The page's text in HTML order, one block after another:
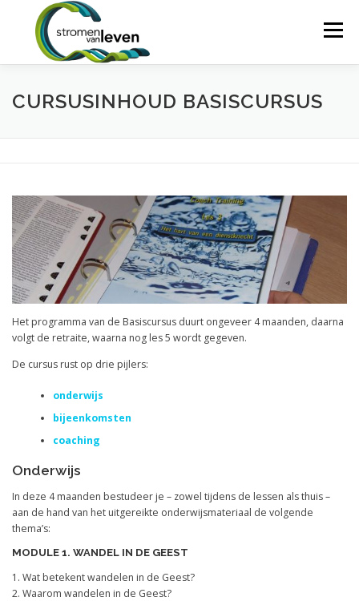
Menu
HOME WIE WIJ ZIJN BASISCURSUS
MIJN INSCHRIJVING CONTACT
CURSUSINHOUD BASISCURSUS
Het programma van de Basiscursus duurt ongeveer 4 maanden, daarna
volgt de retraite, waarna nog les 5 wordt gegeven.
De cursus rust op drie pijlers:
onderwijs
bijeenkomsten
coaching
Onderwijs
In deze 4 maanden bestudeer je – zowel tijdens de lessen als thuis –
aan de hand van het uitgereikte onderwijsmateriaal de volgende
thema’s:
MODULE 1. WANDEL IN DE GEEST
1. Wat betekent wandelen in de Geest?
2. Waarom wandelen in de Geest?